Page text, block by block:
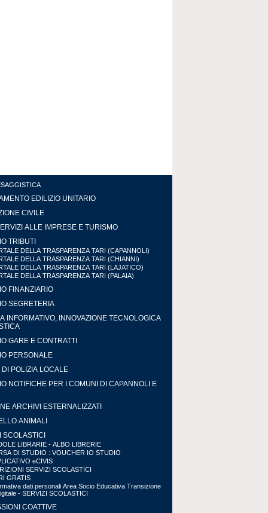
EDILIZIO UNITARIO
CIVILE
ALLE IMPRESE E TURISMO
TRIBUTI
DELLA TRASPARENZA TARI (CAPANNOLI)
DELLA TRASPARENZA TARI (CHIANNI)
DELLA TRASPARENZA TARI (LAJATICO)
DELLA TRASPARENZA TARI (PALAIA)
FINANZIARIO
SEGRETERIA
INFORMATIVO, INNOVAZIONE TECNOLOGICA
GARE E CONTRATTI
PERSONALE
POLIZIA LOCALE
NOTIFICHE PER I COMUNI DI CAPANNOLI E
ARCHIVI ESTERNALIZZATI
ANIMALI
SCOLASTICI
LIBRARIE - ALBO LIBRERIE
DI STUDIO : VOUCHER IO STUDIO
eCIVIS
SERVIZI SCOLASTICI
GRATIS
dati personali Area Socio Educativa Transizione
- SERVIZI SCOLASTICI
COATTIVE